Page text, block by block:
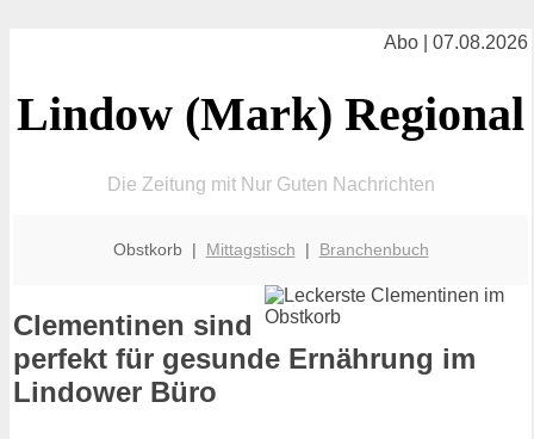
Abo | 07.08.2026
Lindow (Mark) Regional
Die Zeitung mit Nur Guten Nachrichten
Obstkorb | Mittagstisch | Branchenbuch
Clementinen sind
perfekt für gesunde Ernährung im
Lindower Büro